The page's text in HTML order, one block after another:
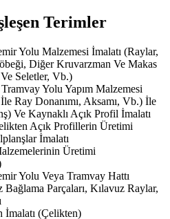
Terimler
Yolu Malzemesi İmalatı (Raylar,
Diğer Kruvarzman Ve Makas
Seletler, Vb.)
Yolu Yapım Malzemesi
Ray Donanımı, Aksamı, Vb.) İle
Ve Kaynaklı Açık Profil İmalatı
Açık Profillerin Üretimi
İmalatı
Üretimi
Yolu Veya Tramvay Hattı
Parçaları, Kılavuz Raylar,
İmalatı (Çelikten)